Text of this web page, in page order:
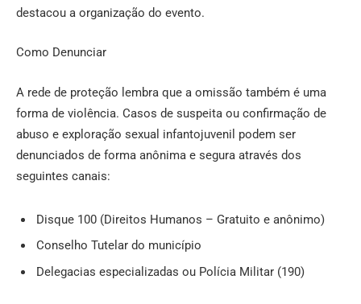
destacou a organização do evento.
Como Denunciar
A rede de proteção lembra que a omissão também é uma
forma de violência. Casos de suspeita ou confirmação de
abuso e exploração sexual infantojuvenil podem ser
denunciados de forma anônima e segura através dos
seguintes canais:
Disque 100 (Direitos Humanos – Gratuito e anônimo)
Conselho Tutelar do município
Delegacias especializadas ou Polícia Militar (190)